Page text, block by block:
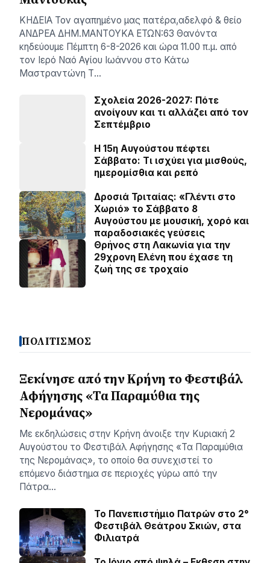
ΚΗΔΕΙΑ Τον αγαπημένο μας πατέρα,αδελφό & θείο
ΑΝΔΡΕΑ ΔΗΜ.ΜΑΝΤΟΥΚΑ ΕΤΩΝ:63 Θανόντα
κηδεύουμε Πέμπτη 6-8-2026 και ώρα 11.00 π.μ. από
τον Ιερό Ναό Αγίου Ιωάννου στο Κάτω
Μαστραντώνη Τ…
Σχολεία 2026-2027: Πότε
ανοίγουν και τι αλλάζει από τον
Σεπτέμβριο
Η 15η Αυγούστου πέφτει
Σάββατο: Τι ισχύει για μισθούς,
ημερομίσθια και ρεπό
Δροσιά Τριταίας: «Γλέντι στο
Χωριό» το Σάββατο 8
Αυγούστου με μουσική, χορό και
παραδοσιακές γεύσεις
Θρήνος στη Λακωνία για την
29χρονη Ελένη που έχασε τη
ζωή της σε τροχαίο
ΠΟΛΙΤΙΣΜΟΣ
Ξεκίνησε από την Κρήνη το Φεστιβάλ
Αφήγησης «Τα Παραμύθια της
Νερομάνας»
Με εκδηλώσεις στην Κρήνη άνοιξε την Κυριακή 2
Αυγούστου το Φεστιβάλ Αφήγησης «Τα Παραμύθια
της Νερομάνας», το οποίο θα συνεχιστεί το
επόμενο διάστημα σε περιοχές γύρω από την
Πάτρα…
Το Πανεπιστήμιο Πατρών στο 2°
Φεστιβάλ Θεάτρου Σκιών, στα
Φιλιατρά